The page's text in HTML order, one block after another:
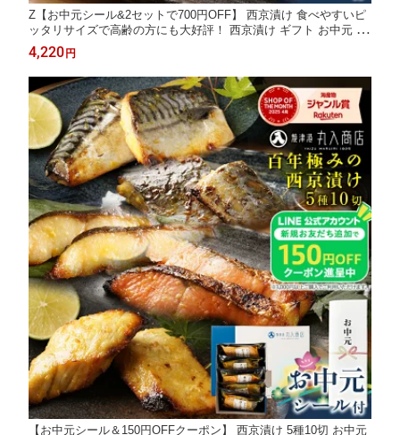
Z【お中元シール&2セットで700円OFF】 西京漬け 食べやすいピ
ッタリサイズで高齢の方にも大好評！ 西京漬け ギフト お中元 20
26 銀だら さば 銀鮭 さわら かじき 銀鱈 サバ 鯖 鰆 詰め合わせ お
取り寄せ 義父 各食塩分1g以下 楽天限定
4,220円
【お中元シール＆150円OFFクーポン】 西京漬け 5種10切 お中元